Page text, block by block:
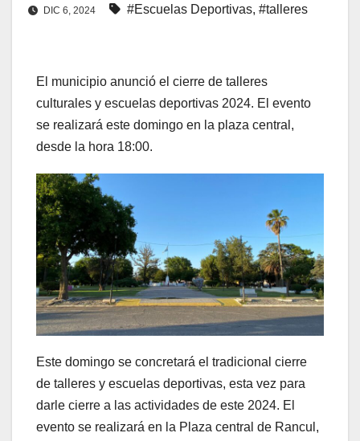
DIC 6, 2024 #Escuelas Deportivas, #talleres
El municipio anunció el cierre de talleres
culturales y escuelas deportivas 2024. El evento
se realizará este domingo en la plaza central,
desde la hora 18:00.
Este domingo se concretará el tradicional cierre
de talleres y escuelas deportivas, esta vez para
darle cierre a las actividades de este 2024. El
evento se realizará en la Plaza central de Rancul,